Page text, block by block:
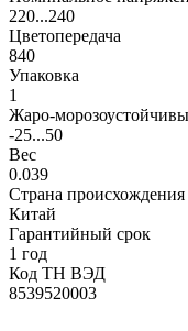
220...240
Цветопередача
840
Упаковка
1
Жаро-
-25...50
Вес
0.039
Страна происхождения
Китай
Гарантийный срок
1 год
Код ТН ВЭД
8539520003